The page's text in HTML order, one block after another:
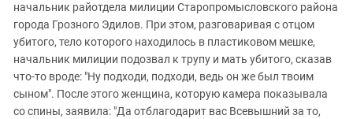
начальник райотдела милиции Старопромысловского района
города Грозного Эдилов. При этом, разговаривая с отцом
убитого, тело которого находилось в пластиковом мешке,
начальник милиции подозвал к трупу и мать убитого, сказав
что-то вроде: "Ну подходи, подходи, ведь он же был твоим
сыном". После этого женщина, которую камера показывала
со спины, заявила: "Да отблагодарит вас Всевышний за то,